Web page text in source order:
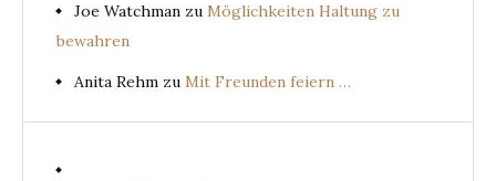
Joe Watchman zu Möglichkeiten Haltung zu
bewahren
Anita Rehm zu Mit Freunden feiern …